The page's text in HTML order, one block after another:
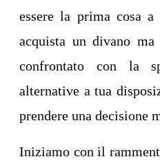
essere la prima cosa a
acquista un divano
confrontato con la
alternative a tua
prendere una decisione
Iniziamo con il